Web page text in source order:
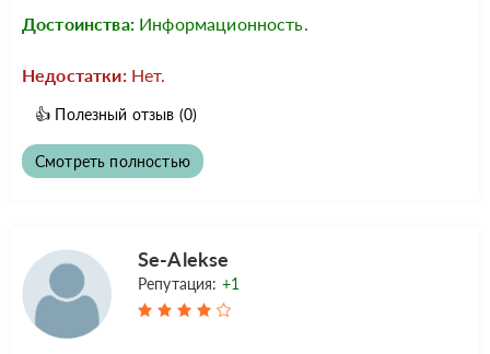
Достоинства: Информационность.
Недостатки: Нет.
👍 Полезный отзыв (0)
Смотреть полностью
Se-Alekse
Репутация: +1